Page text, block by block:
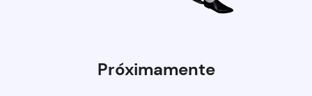
Próximamente